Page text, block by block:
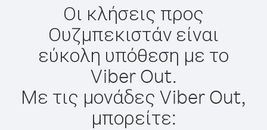
Οι κλήσεις προς
Ουζμπεκιστάν είναι
εύκολη υπόθεση με το
Viber Out.
Με τις μονάδες Viber Out,
μπορείτε: